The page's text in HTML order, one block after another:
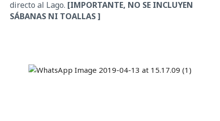
directo al Lago. [IMPORTANTE, NO SE INCLUYEN
SÁBANAS NI TOALLAS ]